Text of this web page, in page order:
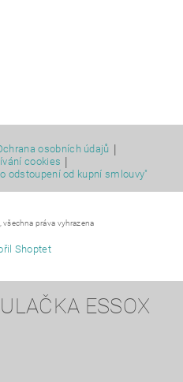
osobních údajů
cookies
odstoupení od kupní smlouvy"
práva vyhrazena
Shoptet
ESSOX